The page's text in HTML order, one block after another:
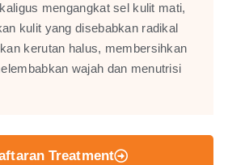
mengangkat sel kulit mati,
kulit yang disebabkan radikal
kerutan halus, membersihkan
wajah dan menutrisi
Treatment